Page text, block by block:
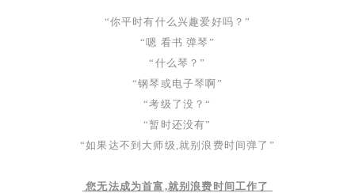
“你平时有什么兴趣爱好吗？”
“嗯 看书 弹琴”
“什么琴？”
“钢琴或电子琴啊”
“考级了没？“
“暂时还没有”
“如果达不到大师级,就别浪费时间弹了”
您无法成为首富,就别浪费时间工作了